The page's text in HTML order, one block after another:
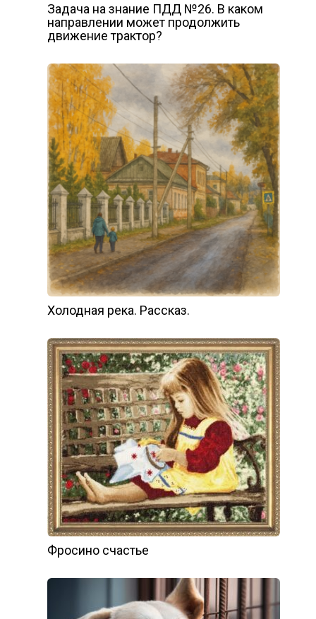
Задача на знание ПДД №26. В каком
направлении может продолжить
движение трактор?
Холодная река. Рассказ.
Фросино счастье